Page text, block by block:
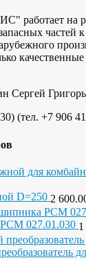
работает на
частей
Сергей
(тел. +7 906
D=250 2
027.01.030